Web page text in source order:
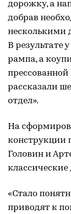
дорожку, а
добрав
несколькими
В результате
рампа, а
рассказали
отдел».
На
конструкции
Головин и
«Стало
приводят к